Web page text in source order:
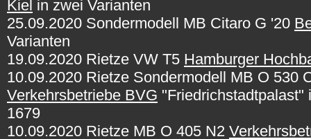
Kiel in zwei Varianten
25.09.2020 Sondermodell MB Citaro G '20
Varianten
19.09.2020 Rietze VW T5 Hamburger
10.09.2020 Rietze Sondermodell MB O 530
Verkehrsbetriebe BVG "Friedrichstadtpalast"
1679
10.09.2020 Rietze MB O 405 N2